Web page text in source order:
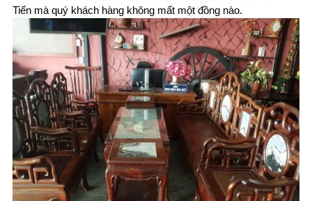
Tiến mà quý khách hàng không mất một đồng nào.